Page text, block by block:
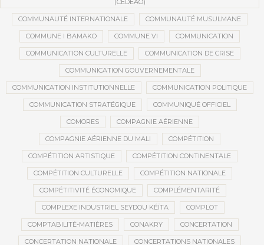
(CEDEAO)
COMMUNAUTÉ INTERNATIONALE COMMUNAUTÉ MUSULMANE
COMMUNE I BAMAKO COMMUNE VI COMMUNICATION
COMMUNICATION CULTURELLE COMMUNICATION DE CRISE
COMMUNICATION GOUVERNEMENTALE
COMMUNICATION INSTITUTIONNELLE COMMUNICATION POLITIQUE
COMMUNICATION STRATÉGIQUE COMMUNIQUÉ OFFICIEL
COMORES COMPAGNIE AÉRIENNE
COMPAGNIE AÉRIENNE DU MALI COMPÉTITION
COMPÉTITION ARTISTIQUE COMPÉTITION CONTINENTALE
COMPÉTITION CULTURELLE COMPÉTITION NATIONALE
COMPÉTITIVITÉ ÉCONOMIQUE COMPLÉMENTARITÉ
COMPLEXE INDUSTRIEL SEYDOU KÉÏTA COMPLOT
COMPTABILITÉ-MATIÈRES CONAKRY CONCERTATION
CONCERTATION NATIONALE CONCERTATIONS NATIONALES